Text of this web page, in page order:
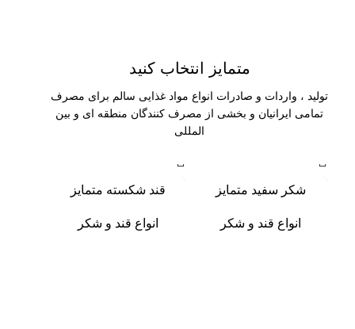
متمایز انتخاب کنید
تولید ، واردات و صادرات انواع مواد غذایی سالم برای مصرف
تمامی ایرانیان و بخشی از مصرف کنندگان منطقه ای و بین
المللی
شکر سفید متمایز
انواع قند و شکر
قند شکسته متمایز
انواع قند و شکر